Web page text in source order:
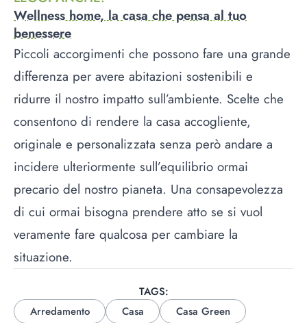
Wellness home, la casa che pensa al tuo
benessere
Piccoli accorgimenti che possono fare una grande
differenza per avere abitazioni sostenibili e
ridurre il nostro impatto sull’ambiente. Scelte che
consentono di rendere la casa accogliente,
originale e personalizzata senza però andare a
incidere ulteriormente sull’equilibrio ormai
precario del nostro pianeta. Una consapevolezza
di cui ormai bisogna prendere atto se si vuol
veramente fare qualcosa per cambiare la
situazione.
TAGS:
Arredamento
Casa
Casa Green